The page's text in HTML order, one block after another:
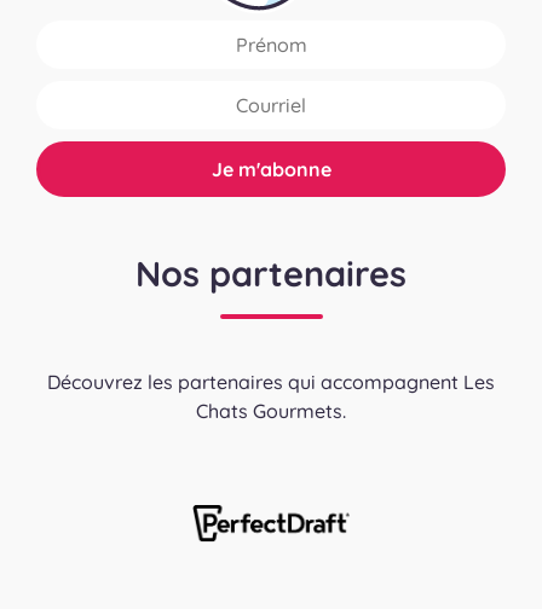
Nos partenaires
Découvrez les partenaires qui accompagnent Les
Chats Gourmets.